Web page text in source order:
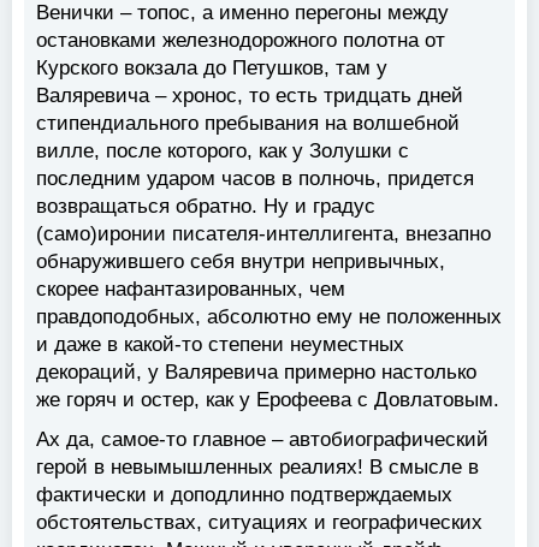
Венички – топос, а именно перегоны между
остановками железнодорожного полотна от
Курского вокзала до Петушков, там у
Валяревича – хронос, то есть тридцать дней
стипендиального пребывания на волшебной
вилле, после которого, как у Золушки с
последним ударом часов в полночь, придется
возвращаться обратно. Ну и градус
(само)иронии писателя-интеллигента, внезапно
обнаружившего себя внутри непривычных,
скорее нафантазированных, чем
правдоподобных, абсолютно ему не положенных
и даже в какой-то степени неуместных
декораций, у Валяревича примерно настолько
же горяч и остер, как у Ерофеева с Довлатовым.
Ах да, самое-то главное – автобиографический
герой в невымышленных реалиях! В смысле в
фактически и доподлинно подтверждаемых
обстоятельствах, ситуациях и географических